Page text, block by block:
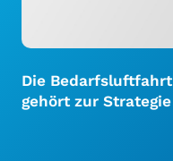
Die Bedarfsluftfahrt
gehört zur Strategie